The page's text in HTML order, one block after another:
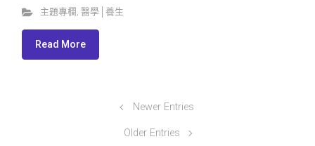
主題專欄 , 醫學│養生
Read More
Newer Entries
Older Entries